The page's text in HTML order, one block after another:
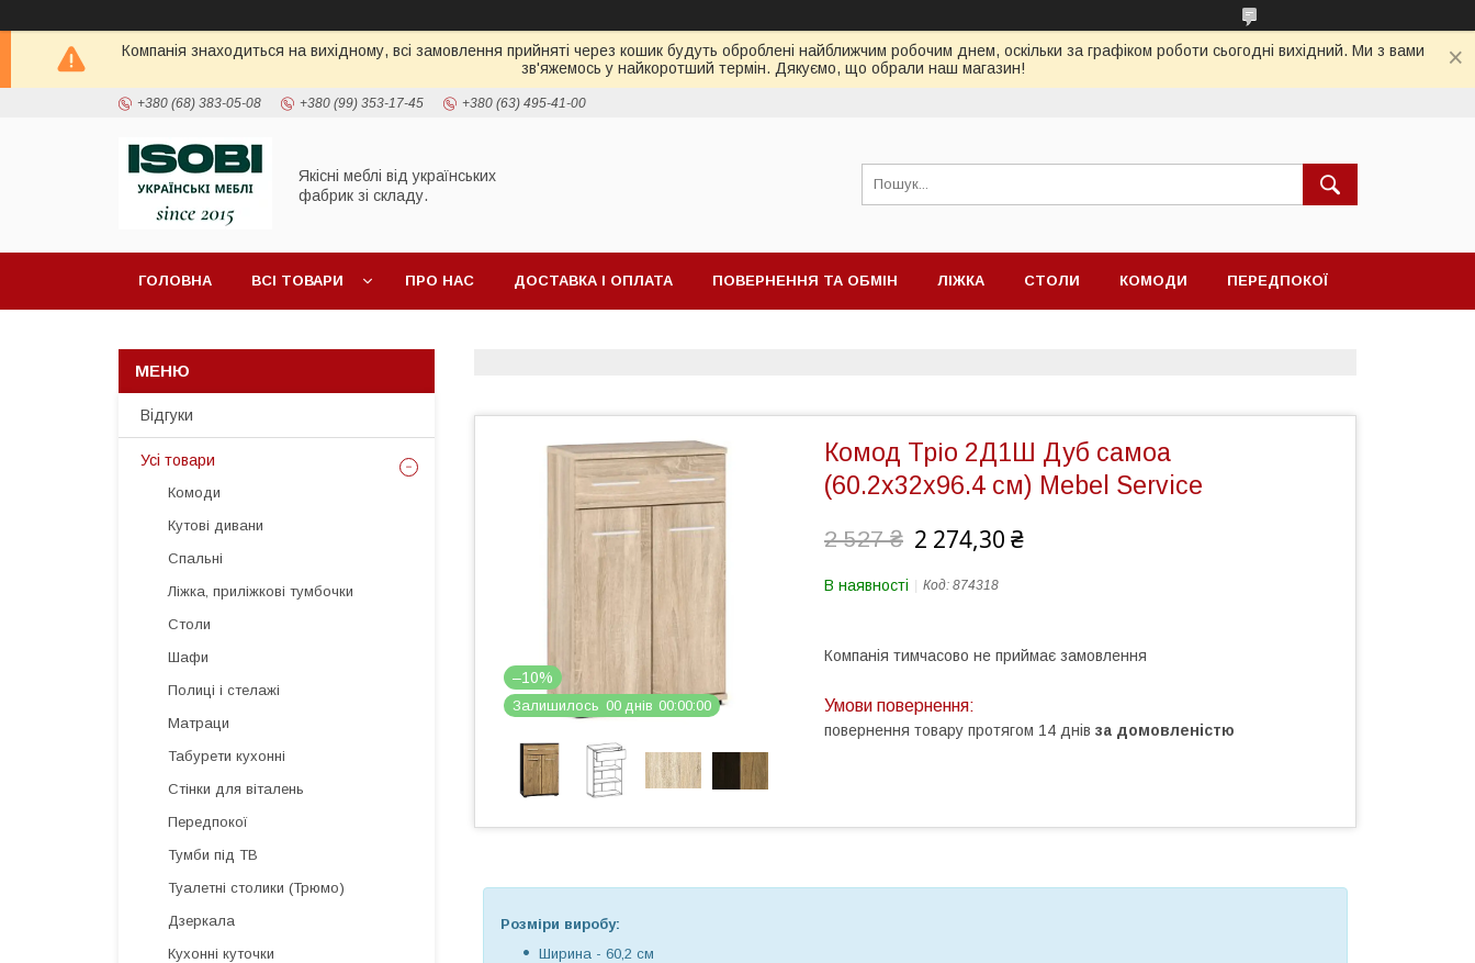
Компанія знаходиться на вихідному, всі замовлення прийняті через кошик будуть оброблені найближчим робочим днем, оскільки за графіком роботи сьогодні вихідний. Ми з вами
зв'яжемось у найкоротший термін. Дякуємо, що обрали наш магазин!
+380 (68) 383-05-08 +380 (99) 353-17-45 +380 (63) 495-41-00
Якісні меблі від українських
фабрик зі складу.
ГОЛОВНА ВСІ ТОВАРИ ПРО НАС ДОСТАВКА І ОПЛАТА ПОВЕРНЕННЯ ТА ОБМІН ЛІЖКА СТОЛИ КОМОДИ ПЕРЕДПОКОЇ
–10%
Залишилось 00 днів 00 00 00
Комод Тріо 2Д1Ш Дуб самоа
(60.2х32х96.4 см) Mebel Service
2 527 ₴ 2 274,30 ₴
В наявності Код: 874318
Компанія тимчасово не приймає замовлення
повернення товару протягом 14 днів за домовленістю
Розміри виробу:
Ширина - 60,2 см
Відгуки
Усі товари
Комоди
Кутові дивани
Спальні
Ліжка, приліжкові тумбочки
Столи
Шафи
Полиці і стелажі
Матраци
Табурети кухонні
Стінки для віталень
Передпокої
Тумби під ТВ
Туалетні столики (Трюмо)
Дзеркала
Кухонні куточки